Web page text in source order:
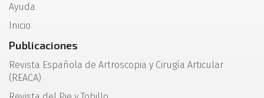
Ayuda
Inicio
Publicaciones
Revista Española de Artroscopia y Cirugía Articular
(REACA)